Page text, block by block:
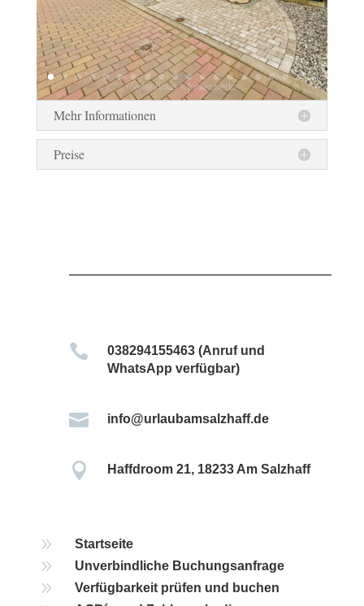
Mehr Informationen
Preise

038294155463 (Anruf und
WhatsApp verfügbar)
 info@urlaubamsalzhaff.de
 Haffdroom 21, 18233 Am Salzhaff
9 Startseite
9 Unverbindliche Buchungsanfrage
9 Verfügbarkeit prüfen und buchen